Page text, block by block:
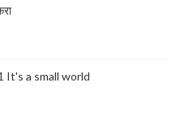
It's a small world